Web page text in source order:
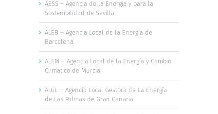
AESS – Agencia de la Energía y para la
Sostenibilidad de Sevilla
ALEB – Agencia Local de la Energía de
Barcelona
ALEM – Agencia Local de la Energía y Cambio
Climático de Murcia
ALGE – Agencia Local Gestora de La Energía
de Las Palmas de Gran Canaria